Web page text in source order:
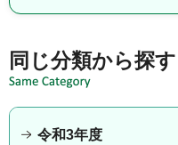
同じ分類から探す
令和3年度